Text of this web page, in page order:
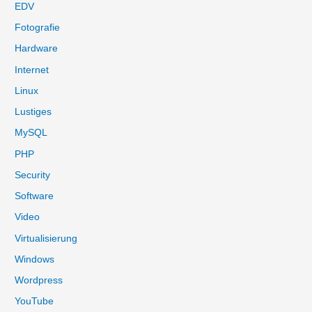
c
h
:
EDV
Fotografie
Hardware
Internet
Linux
Lustiges
MySQL
PHP
Security
Software
Video
Virtualisierung
Windows
Wordpress
YouTube